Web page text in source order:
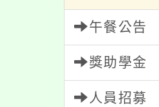
午餐公告
獎助學金
人員招募